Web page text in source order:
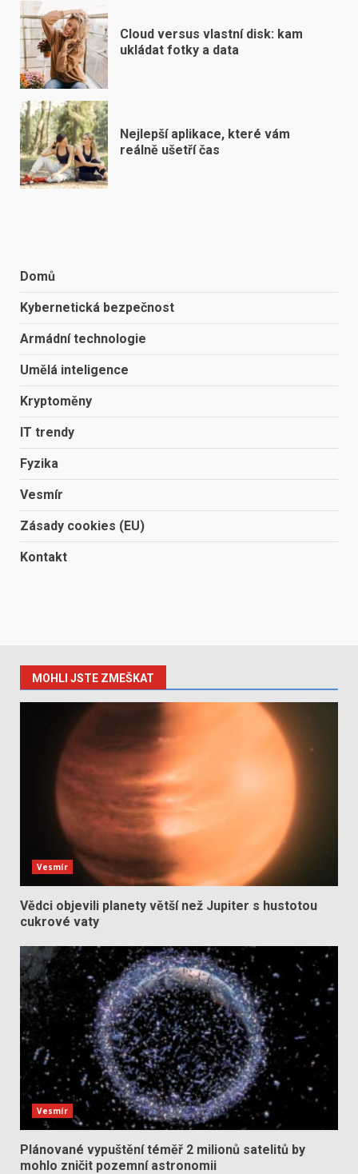
Cloud versus vlastní disk: kam
ukládat fotky a data
Nejlepší aplikace, které vám
reálně ušetří čas
Domů
Kybernetická bezpečnost
Armádní technologie
Umělá inteligence
Kryptoměny
IT trendy
Fyzika
Vesmír
Zásady cookies (EU)
Kontakt
MOHLI JSTE ZMEŠKAT
Vesmír
Vědci objevili planety větší než Jupiter s hustotou
cukrové vaty
Vesmír
Plánované vypuštění téměř 2 milionů satelitů by
mohlo zničit pozemní astronomii